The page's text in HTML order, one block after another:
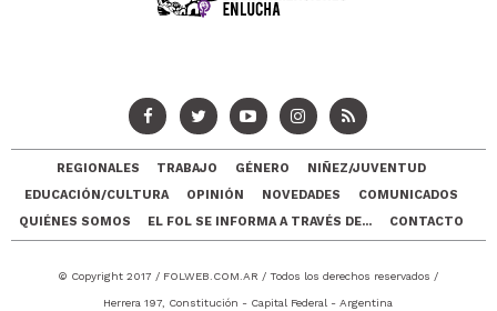
REGIONALES TRABAJO GÉNERO
NIÑEZ/JUVENTUD
EDUCACIÓN/CULTURA
OPINIÓN NOVEDADES
COMUNICADOS
QUIÉNES SOMOS
EL FOL SE INFORMA A TRAVÉS DE... CONTACTO
© Copyright 2017 / FOLWEB.COM.AR / Todos los derechos reservados /
Herrera 197, Constitución - Capital Federal - Argentina